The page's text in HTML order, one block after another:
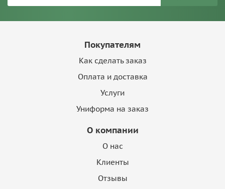
Покупателям
Как сделать заказ
Оплата и доставка
Услуги
Униформа на заказ
О компании
О нас
Клиенты
Отзывы